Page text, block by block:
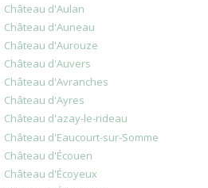
Château d'Aulan
Château d'Auneau
Château d'Aurouze
Château d'Auvers
Château d'Avranches
Château d'Ayres
Château d'azay-le-rideau
Château d'Eaucourt-sur-Somme
Château d'Écouen
Château d'Écoyeux